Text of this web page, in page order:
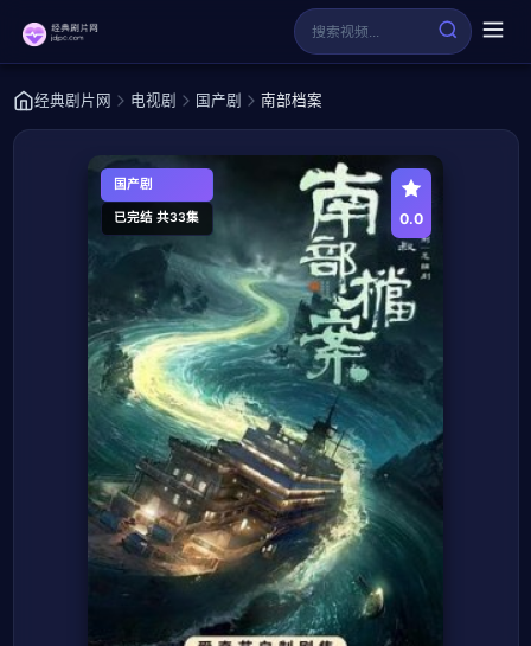
经典剧片网 电视剧 国产剧 南部档案
国产剧
已完结 共33集 0.0